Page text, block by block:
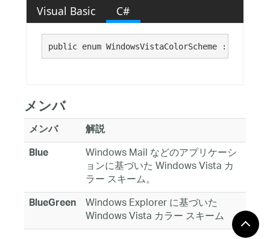
Visual Basic C#
public enum WindowsVistaColorScheme :
メンバ
メンバ
解説
Blue
Windows Mail などのアプリケーシ
ョンに基づいた Windows Vista カ
ラー スキーム。
BlueGreen Windows Explorer に基づいた
Windows Vista カラー スキーム